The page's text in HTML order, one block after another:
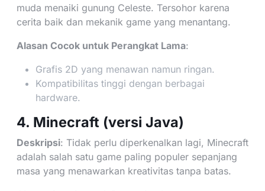
muda menaiki gunung Celeste. Tersohor karena
cerita baik dan mekanik game yang menantang.
Alasan Cocok untuk Perangkat Lama:
Grafis 2D yang menawan namun ringan.
Kompatibilitas tinggi dengan berbagai
hardware.
4. Minecraft (versi Java)
Deskripsi: Tidak perlu diperkenalkan lagi, Minecraft
adalah salah satu game paling populer sepanjang
masa yang menawarkan kreativitas tanpa batas.